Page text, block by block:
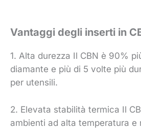
Vantaggi degli inserti in
1. Alta durezza Il CBN è 90%
diamante e più di 5 volte più
per utensili.
2. Elevata stabilità termica Il
ambienti ad alta temperatura e